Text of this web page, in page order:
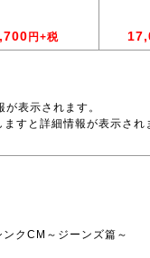
円+税
表示されます。
すと詳細情報が表示され
ンクCM～ジーンズ篇～